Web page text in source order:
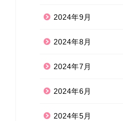
2024年9月
2024年8月
2024年7月
2024年6月
2024年5月